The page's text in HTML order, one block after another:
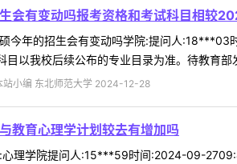
会有变动吗报考资格和考试科目相较
今年的招生会有变动吗学院:提问人
目以我校后续公布的专业目录为准。待教育
站小编 东北师范大学 2024-12-28
教育心理学计划较去有增加吗
理学院提问人:15***59时间:2024-09-